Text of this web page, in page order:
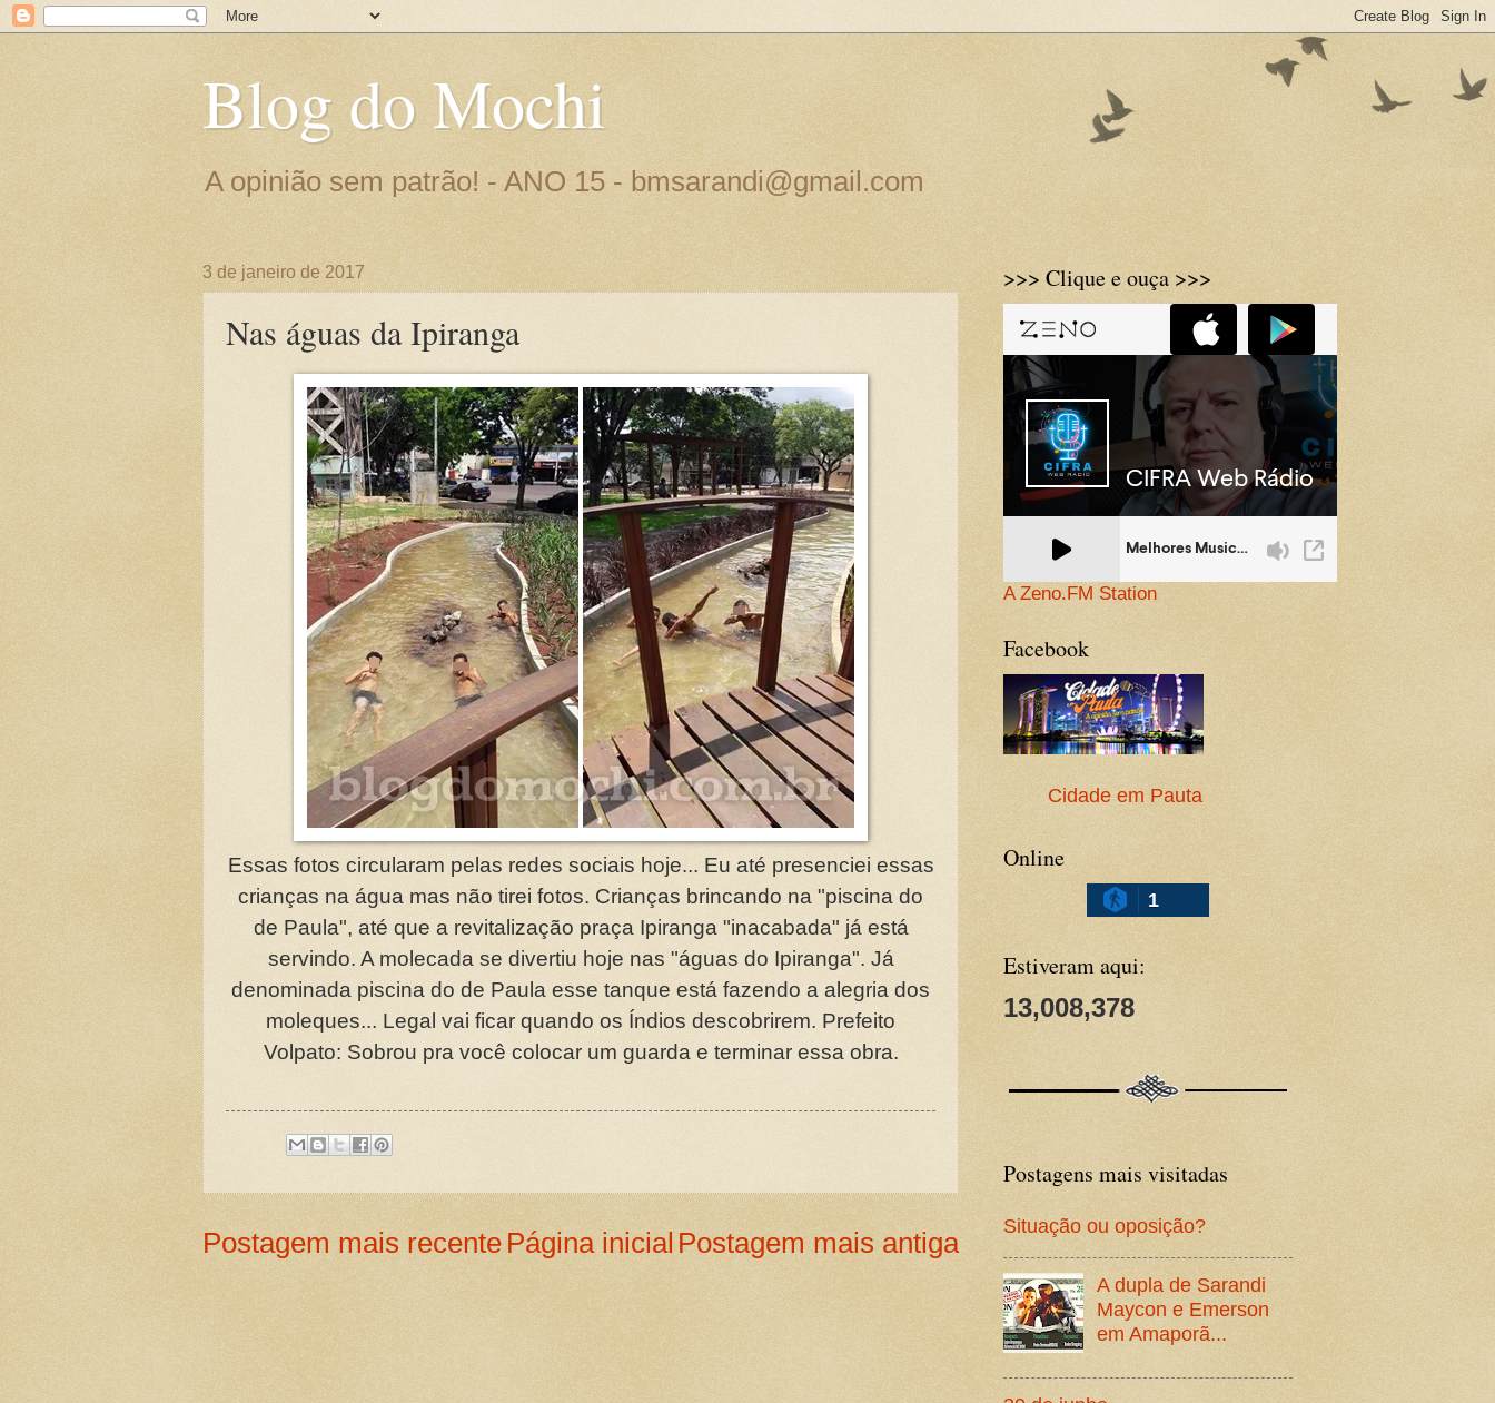
Blog do Mochi
A opinião sem patrão! - ANO 15 - bmsarandi@gmail.com
3 de janeiro de 2017
Nas águas da Ipiranga
Essas fotos circularam pelas redes sociais hoje... Eu até presenciei essas
crianças na água mas não tirei fotos. Crianças brincando na "piscina do
de Paula", até que a revitalização praça Ipiranga "inacabada" já está
servindo. A molecada se divertiu hoje nas "águas do Ipiranga". Já
denominada piscina do de Paula esse tanque está fazendo a alegria dos
moleques... Legal vai ficar quando os Índios descobrirem. Prefeito
Volpato: Sobrou pra você colocar um guarda e terminar essa obra.
Postagem mais recente Postagem mais antiga
Página inicial
>>> Clique e ouça >>>
A Zeno.FM Station
Facebook
Cidade em Pauta
Online
1
Estiveram aqui:
13,008,378
Postagens mais visitadas
Situação ou oposição?
A dupla de Sarandi
Maycon e Emerson
em Amaporã...